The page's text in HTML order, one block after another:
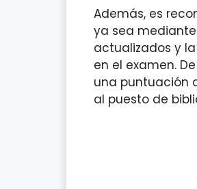
Además, es
ya sea
actualizados y
en el examen.
una puntuación
al puesto de